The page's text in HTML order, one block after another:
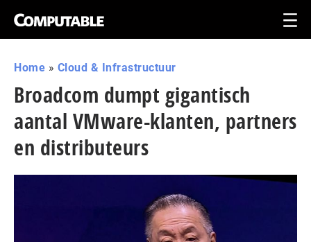
Home » Cloud & Infrastructuur
Broadcom dumpt gigantisch
aantal VMware-klanten, partners
en distributeurs